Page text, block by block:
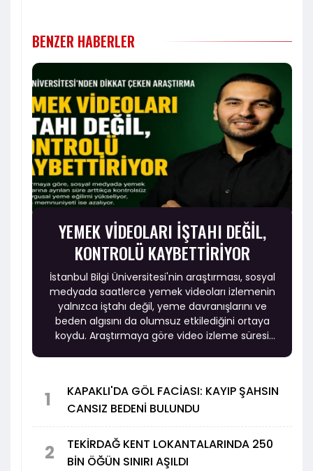
BENZER HABERLER
YEMEK VİDEOLARI İŞTAHI DEĞİL,
KONTROLÜ KAYBETTİRİYOR
İstanbul Bilgi Üniversitesi'nin araştırması, sosyal
medyada saatlerce yemek videoları izlemenin
yalnızca iştahı değil, yeme davranışlarını ve
beden algısını da olumsuz etkilediğini ortaya
koydu. Araştırmaya göre video izleme süresi
1
KAPAKLI'DA GÖL FACİASI: KAYIP ŞAHSIN
CANSIZ BEDENİ BULUNDU
2
TEKİRDAĞ KENT LOKANTALARINDA 250
BİN ÖĞÜN SINIRI AŞILDI